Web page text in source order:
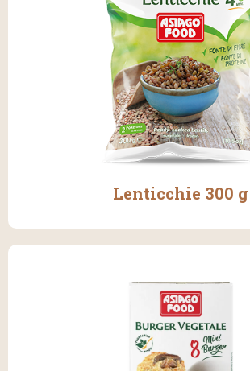
Lenticchie 300 g